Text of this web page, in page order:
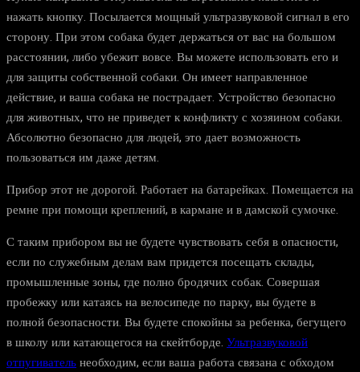
нажать кнопку. Посылается мощный ультразвуковой сигнал в его
сторону. При этом собака будет держаться от вас на большом
расстоянии, либо убежит вовсе. Вы можете использовать его и
для защиты собственной собаки. Он имеет направленное
действие, и ваша собака не пострадает. Устройство безопасно
для животных, что не приведет к конфликту с хозяином собаки.
Абсолютно безопасно для людей, это дает возможность
пользоваться им даже детям.
Прибор этот не дорогой. Работает на батарейках. Помещается на
ремне при помощи креплений, в кармане и в дамской сумочке.
С таким прибором вы не будете чувствовать себя в опасности,
если по служебным делам вам придется посещать склады,
промышленные зоны, где полно бродячих собак. Совершая
пробежку или катаясь на велосипеде по парку, вы будете в
полной безопасности. Вы будете спокойны за ребенка, бегущего
в школу или катающегося на скейтборде. Ультразвуковой
отпугивательнеобходим, если ваша работа связана с обходом